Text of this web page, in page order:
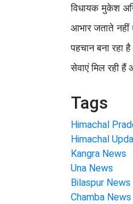
विधायक मुकेश
आभार जताते नहीं
पहचान बना रहा
सेवाएं मिल रही
Tags
Himachal
Himachal
Kangra News
Una News
Bilaspur News
Chamba News